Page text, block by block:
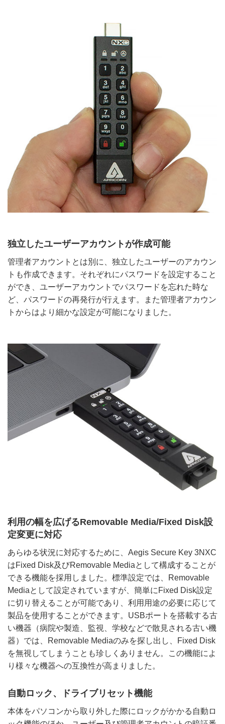
独立したユーザーアカウントが作成可能
管理者アカウントとは別に、独立したユーザーのアカウン
トも作成できます。それぞれにパスワードを設定すること
ができ、ユーザーアカウントでパスワードを忘れた時な
ど、パスワードの再発行が行えます。また管理者アカウン
トからはより細かな設定が可能になりました。
利用の幅を広げるRemovable Media/Fixed Disk設
定変更に対応
あらゆる状況に対応するために、Aegis Secure Key 3NXC
はFixed Disk及びRemovable Mediaとして構成することが
できる機能を採用しました。標準設定では、Removable
Mediaとして設定されていますが、簡単にFixed Disk設定
に切り替えることが可能であり、利用用途の必要に応じて
製品を使用することができます。USBポートを搭載する古
い機器（病院や製造、監視、学校などで散見される古い機
器）では、Removable Mediaのみを探し出し、Fixed Disk
を無視してしまうことも珍しくありません。この機能によ
り様々な機器への互換性が高まりました。
自動ロック、ドライブリセット機能
本体をパソコンから取り外した際にロックがかかる自動ロ